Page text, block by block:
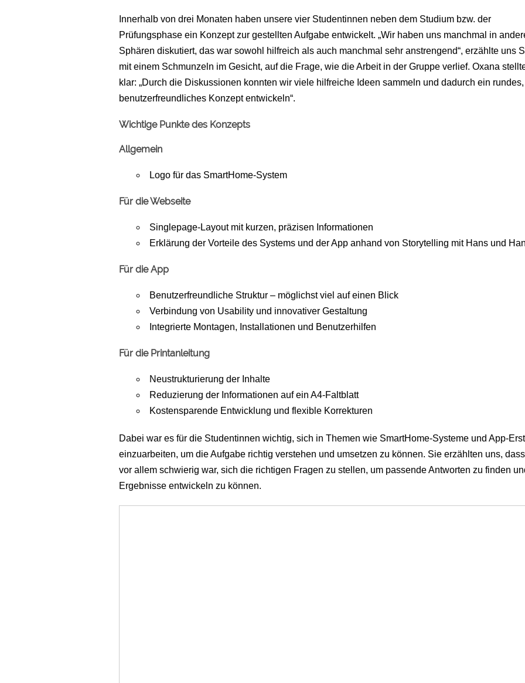
Innerhalb von drei Monaten haben unsere vier Studentinnen neben dem Studium bzw. der
Prüfungsphase ein Konzept zur gestellten Aufgabe entwickelt. „Wir haben uns manchmal in
Sphären diskutiert, das war sowohl hilfreich als auch manchmal sehr anstrengend“, erzählte uns
mit einem Schmunzeln im Gesicht, auf die Frage, wie die Arbeit in der Gruppe verlief. Oxana
klar: „Durch die Diskussionen konnten wir viele hilfreiche Ideen sammeln und dadurch ein rundes,
benutzerfreundliches Konzept entwickeln“.
Wichtige Punkte des Konzepts
Allgemein
Logo für das SmartHome-System
Für die Webseite
Singlepage-Layout mit kurzen, präzisen Informationen
Erklärung der Vorteile des Systems und der App anhand von Storytelling mit Hans und
Für die App
Benutzerfreundliche Struktur – möglichst viel auf einen Blick
Verbindung von Usability und innovativer Gestaltung
Integrierte Montagen, Installationen und Benutzerhilfen
Für die Printanleitung
Neustrukturierung der Inhalte
Reduzierung der Informationen auf ein A4-Faltblatt
Kostensparende Entwicklung und flexible Korrekturen
Dabei war es für die Studentinnen wichtig, sich in Themen wie SmartHome-Systeme und App-
einzuarbeiten, um die Aufgabe richtig verstehen und umsetzen zu können. Sie erzählten uns,
vor allem schwierig war, sich die richtigen Fragen zu stellen, um passende Antworten zu finden
Ergebnisse entwickeln zu können.